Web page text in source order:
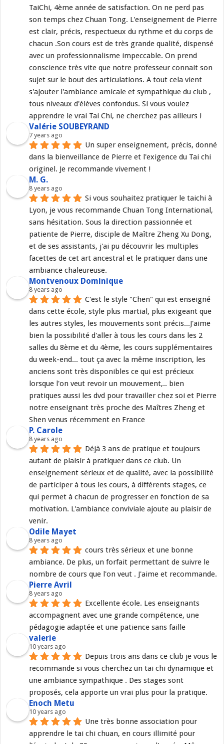
TaiChi, 4ème année de satisfaction. On ne perd pas
son temps chez Chuan Tong. L'enseignement de Pierre
est clair, précis, respectueux du rythme et du corps de
chacun .Son cours est de très grande qualité, dispensé
avec un professionnalisme impeccable. On prend
conscience très vite que notre professeur connait son
sujet sur le bout des articulations. A tout cela vient
s'ajouter l'ambiance amicale et sympathique du club ,
tous niveaux d'élèves confondus. Si vous voulez
apprendre le vrai Tai Chi, ne cherchez pas ailleurs !
Valérie SOUBEYRAND
7 years ago
Un super enseignement, précis, donné
dans la bienveillance de Pierre et l'exigence du Tai chi
originel. Je recommande vivement !
M. G.
8 years ago
Si vous souhaitez pratiquer le taichi à
Lyon, je vous recommande Chuan Tong International,
sans hésitation. Sous la direction passionnée et
patiente de Pierre, disciple de Maître Zheng Xu Dong,
et de ses assistants, j'ai pu découvrir les multiples
facettes de cet art ancestral et le pratiquer dans une
ambiance chaleureuse.
Montvenoux Dominique
8 years ago
C'est le style "Chen" qui est enseigné
dans cette école, style plus martial, plus exigeant que
les autres styles, les mouvements sont précis...J'aime
bien la possibilité d'aller à tous les cours dans les 2
salles du 8ème et du 4ème, les cours supplémentaires
du week-end... tout ça avec la même inscription, les
anciens sont très disponibles ce qui est précieux
lorsque l'on veut revoir un mouvement,.. bien
pratiques aussi les dvd pour travailler chez soi et Pierre
notre enseignant très proche des Maîtres Zheng et
Shen venus récemment en France
P. Carole
8 years ago
Déjà 3 ans de pratique et toujours
autant de plaisir à pratiquer dans ce club. Un
enseignement sérieux et de qualité, avec la possibilité
de participer à tous les cours, à différents stages, ce
qui permet à chacun de progresser en fonction de sa
motivation. L'ambiance conviviale ajoute au plaisir de
venir.
Odile Mayet
8 years ago
cours très sérieux et une bonne
ambiance. De plus, un forfait permettant de suivre le
nombre de cours que l'on veut . J'aime et recommande.
Pierre Avril
8 years ago
Excellente école. Les enseignants
accompagnent avec une grande compétence, une
pédagogie adaptée et une patience sans faille
valerie
10 years ago
Depuis trois ans dans ce club je vous le
recommande si vous cherchez un tai chi dynamique et
une ambiance sympathique . Des stages sont
proposés, cela apporte un vrai plus pour la pratique.
Enoch Metu
10 years ago
Une très bonne association pour
apprendre le tai chi chuan, en cours illimité pour